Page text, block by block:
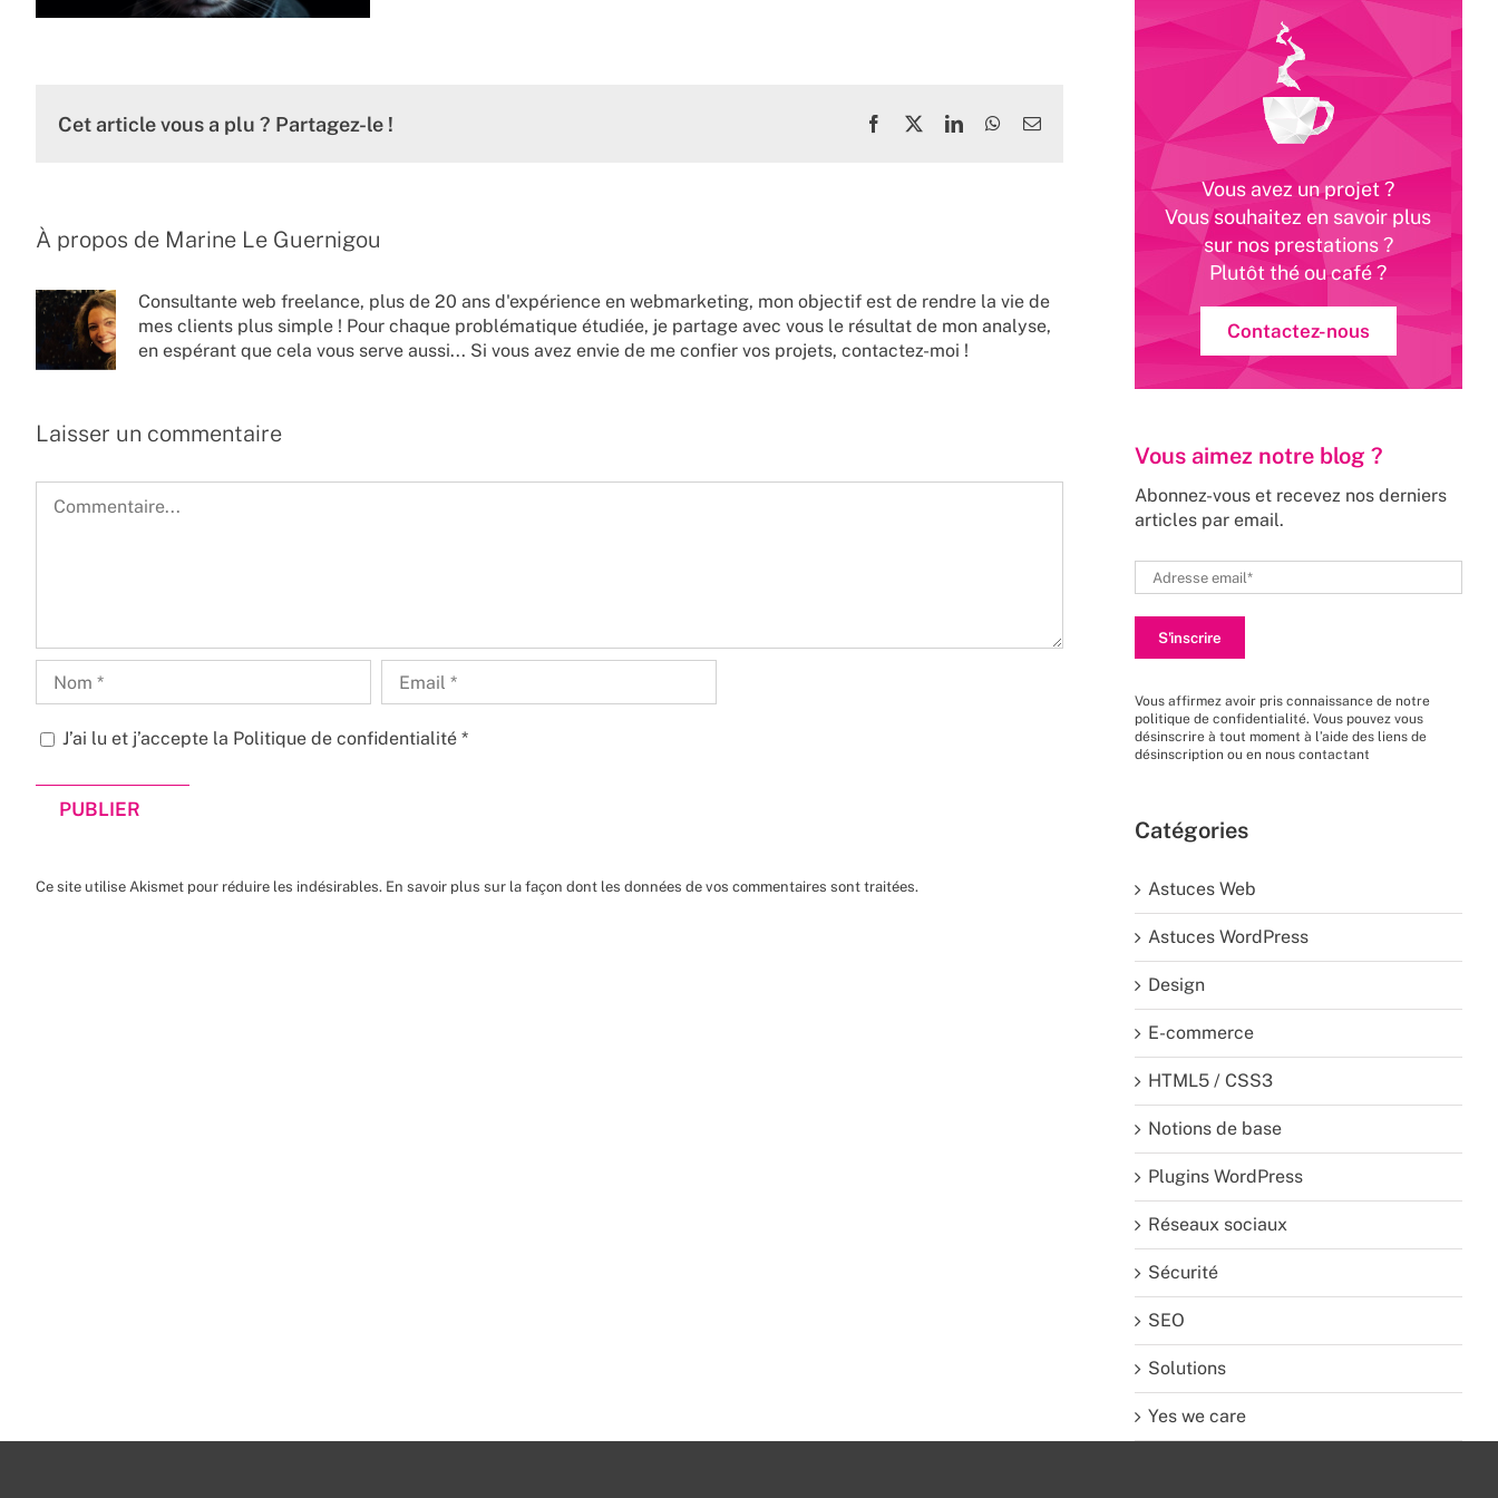
Cet article vous a plu ? Partagez-le ! Facebook
X LinkedInWhatsApp
Email
À propos de Marine Le Guernigou
Consultante web freelance, plus de 20 ans d'expérience en webmarketing, mon objectif est de rendre la vie de
mes clients plus simple ! Pour chaque problématique étudiée, je partage avec vous le résultat de mon analyse,
en espérant que cela vous serve aussi... Si vous avez envie de me confier vos projets, contactez-moi !
Laisser un commentaire
J’ai lu et j’accepte la Politique de confidentialité *
Ce site utilise Akismet pour réduire les indésirables. En savoir plus sur la façon dont les données de vos commentaires sont traitées.
Vous avez un projet ?
Vous souhaitez en savoir plus
sur nos prestations ?
Plutôt thé ou café ?
Contactez-nous
Vous aimez notre blog ?
Abonnez-vous et recevez nos derniers
articles par email.
Vous affirmez avoir pris connaissance de notre
politique de confidentialité. Vous pouvez vous
désinscrire à tout moment à l’aide des liens de
désinscription ou en nous contactant
Catégories
Astuces Web
Astuces WordPress
Design
E-commerce
HTML5 / CSS3
Notions de base
Plugins WordPress
Réseaux sociaux
Sécurité
SEO
Solutions
Yes we care